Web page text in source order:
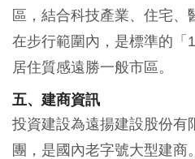
區，結合科技產業、住宅、
在步行範圍內，是標準的「
居住質感遠勝一般市區。
五、建商資訊
投資建設為遠揚建設股份有
團，是國內老字號大型建商。